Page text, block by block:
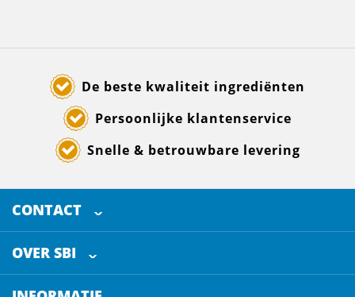
De beste kwaliteit ingrediënten
Persoonlijke klantenservice
Snelle & betrouwbare levering
CONTACT
SELECTED BREWING INGREDIENTS
Doornhoek 3880
5465 TBVeghel
The Netherlands
OVER SBI
Over ons